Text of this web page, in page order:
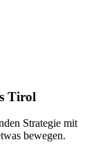
Tirol
Strategie mit
bewegen.